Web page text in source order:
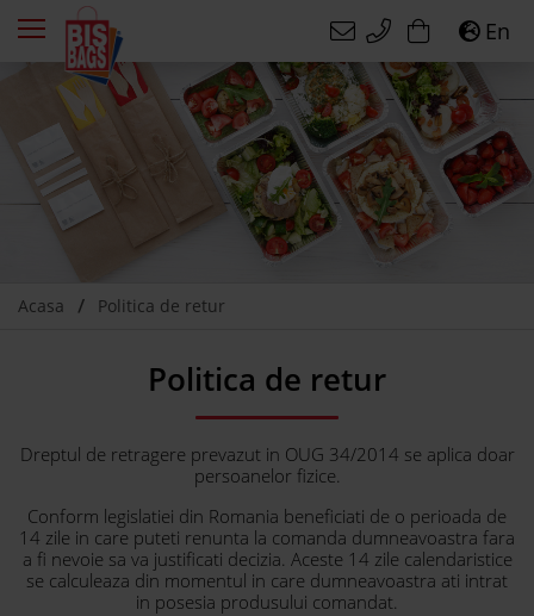
En
Acasa Politica de retur
Politica de retur
Dreptul de retragere prevazut in OUG 34/2014 se aplica doar
persoanelor fizice.
Conform legislatiei din Romania beneficiati de o perioada de
14 zile in care puteti renunta la comanda dumneavoastra fara
a fi nevoie sa va justificati decizia. Aceste 14 zile calendaristice
se calculeaza din momentul in care dumneavoastra ati intrat
in posesia produsului comandat.